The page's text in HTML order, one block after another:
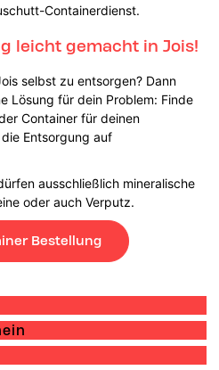
Containerdienst.
leicht gemacht in Jois!
selbst zu entsorgen? Dann
Lösung für dein Problem: Finde
Container für deinen
Entsorgung auf
ausschließlich mineralische
oder auch Verputz.
Bestellung